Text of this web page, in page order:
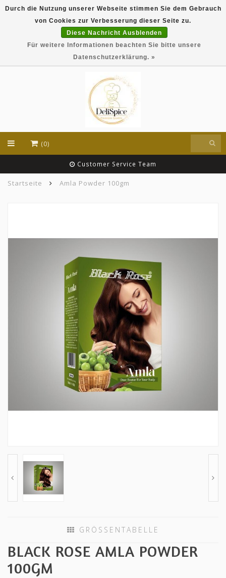
DeliSpice is your online Indian grocery shop with
exclusive brands like Daawat, Suhana, DeliSpice
and many more !!!
(0)
Customer Service Team
Startseite Amla Powder 100gm
GRÖSSENTABELLE
BLACK ROSE AMLA POWDER
100GM
Durch die Nutzung unserer Webseite stimmen Sie dem Gebrauch
von Cookies zur Verbesserung dieser Seite zu.
Diese Nachricht Ausblenden
Für weitere Informationen beachten Sie bitte unsere
Datenschutzerklärung. »